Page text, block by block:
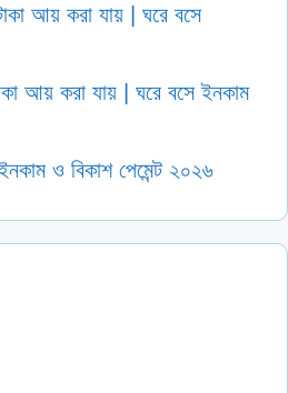
আয় করা যায় | ঘরে বসে
আয় করা যায় | ঘরে বসে ইনকাম
ও বিকাশ পেমেন্ট ২০২৬